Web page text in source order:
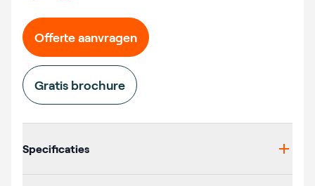
Offerte aanvragen
Gratis brochure
Specificaties